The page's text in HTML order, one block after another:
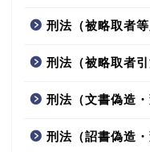
刑法（被略取者
刑法（被略取者引
刑法（文書偽造・
刑法（詔書偽造・